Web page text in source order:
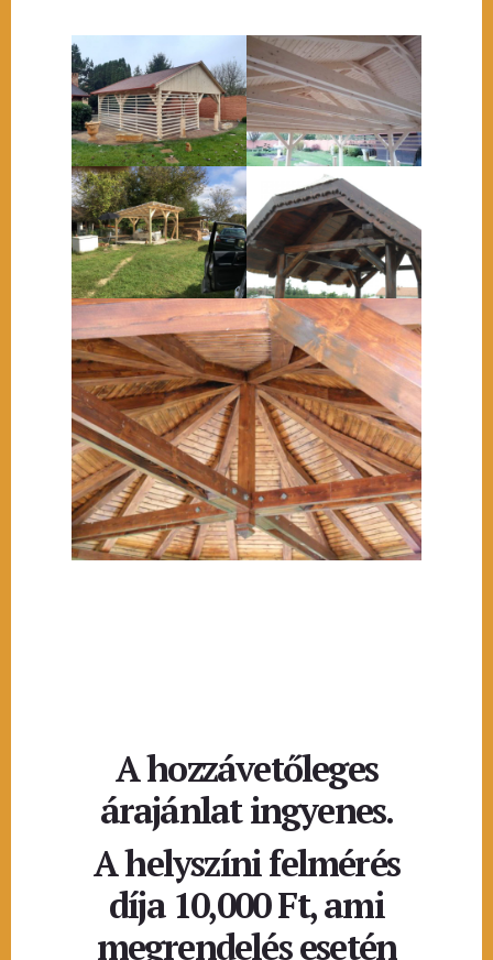
A hozzávetőleges
árajánlat ingyenes.
A helyszíni felmérés
díja 10,000 Ft, ami
megrendelés esetén